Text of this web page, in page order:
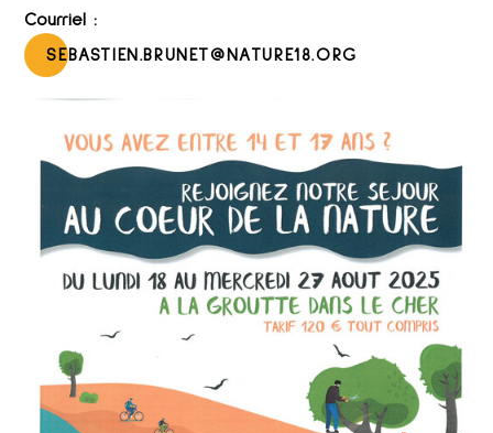
Courriel :
SEBASTIEN.BRUNET@NATURE18.ORG